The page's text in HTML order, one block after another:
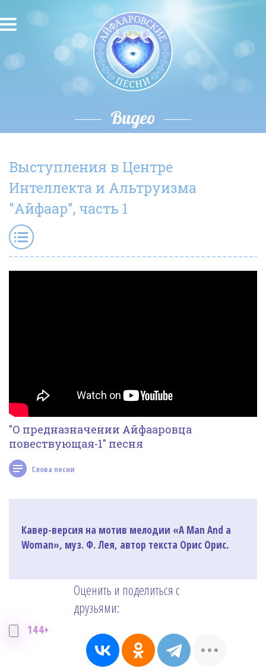
О песнях
Исполнители
О влиянии звука
Новости
Скачать
Контакты
Фотогалерея
Видео
Выступления в Центре
Интеллекта и Альтруизма
"Айфаар", часть 1
"О предназначении Айфааровца
повествующая-1" песня
Слова песни
Кавер-версия на мотив мелодии «A Man And a
Woman», муз. Ф. Лея, автор текста Орис Орис.
144+
Оценить и поделиться с
друзьями: